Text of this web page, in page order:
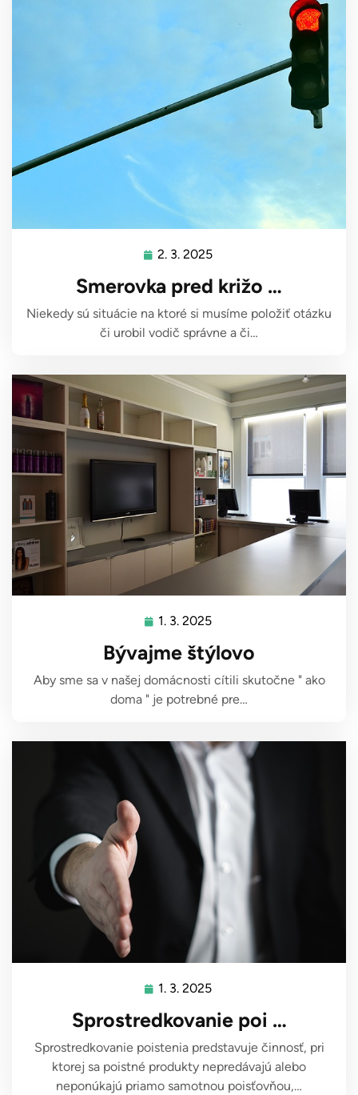
2. 3. 2025
2025
Smerovka pred križo …
Niekedy sú situácie na ktoré si musíme položiť otázku
či urobil vodič správne a či…
1. 3. 2025
2025
Bývajme štýlovo
Aby sme sa v našej domácnosti cítili skutočne " ako
doma " je potrebné pre…
1. 3. 2025
3.
2025
Sprostredkovanie poi …
Sprostredkovanie poistenia predstavuje činnosť, pri
ktorej sa poistné produkty nepredávajú alebo
neponúkajú priamo samotnou poisťovňou,…